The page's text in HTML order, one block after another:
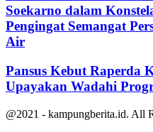
Soekarno dalam
Pengingat Semangat
Air
Pansus Kebut Raperda
Upayakan Wadahi
@2021 - kampungberita.id. All